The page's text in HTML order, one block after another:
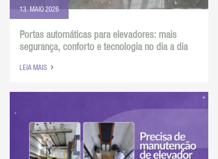
13. MAIO 2026
Portas automáticas para elevadores: mais
segurança, conforto e tecnologia no dia a dia
LEIA MAIS